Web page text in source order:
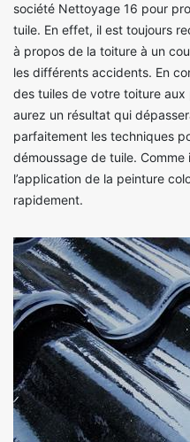
société Nettoyage 16 pour
tuile. En effet, il est toujours
à propos de la toiture à un
les différents accidents. En
des tuiles de votre toiture
aurez un résultat qui
parfaitement les techniques
démoussage de tuile. Comme
l’application de la peinture
rapidement.